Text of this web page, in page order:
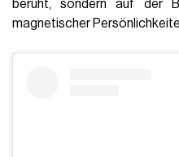
beruht, sondern auf der
magnetischer